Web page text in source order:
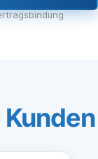
Kunden